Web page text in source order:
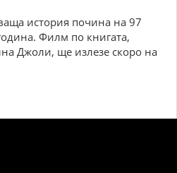
история почина на 97
Филм по книгата,
Джоли, ще излезе скоро на